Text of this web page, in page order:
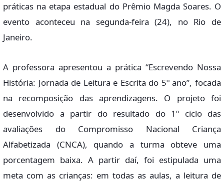
práticas na etapa estadual do Prêmio Magda Soares. O
evento aconteceu na segunda-feira (24), no Rio de
Janeiro.
A professora apresentou a prática “Escrevendo Nossa
História: Jornada de Leitura e Escrita do 5º ano”, focada
na recomposição das aprendizagens. O projeto foi
desenvolvido a partir do resultado do 1º ciclo das
avaliações do Compromisso Nacional Criança
Alfabetizada (CNCA), quando a turma obteve uma
porcentagem baixa. A partir daí, foi estipulada uma
meta com as crianças: em todas as aulas, a leitura de